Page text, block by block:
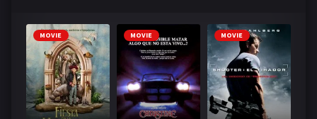
MOVIE MOVIE MOVIE